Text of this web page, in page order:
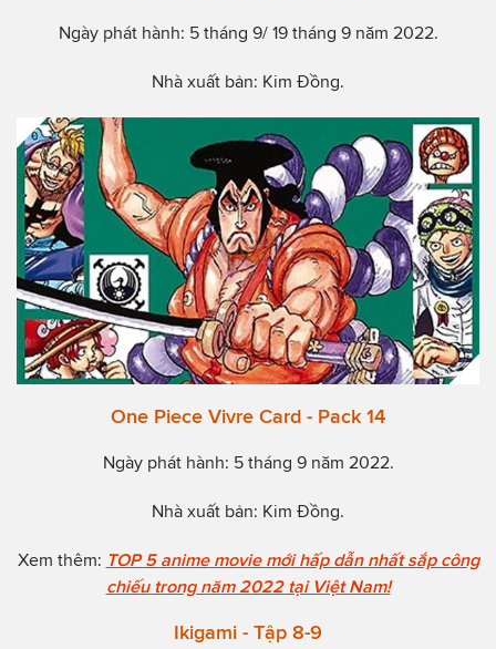
Ngày phát hành: 5 tháng 9/ 19 tháng 9 năm 2022.
Nhà xuất bản: Kim Đồng.
One Piece Vivre Card - Pack 14
Ngày phát hành: 5 tháng 9 năm 2022.
Nhà xuất bản: Kim Đồng.
Xem thêm: TOP 5 anime movie mới hấp dẫn nhất sắp công
chiếu trong năm 2022 tại Việt Nam!
Ikigami - Tập 8-9